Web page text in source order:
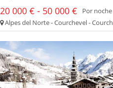
20 000 € - 50 000 €
Por noche
Alpes del Norte - Courchevel -